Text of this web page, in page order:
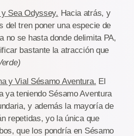
Sea Odyssey. Hacia atrás, y
del tren poner una especie de
no se hasta donde delimita PA,
bastante la atracción que
y Vial Sésamo Aventura. El
ya teniendo Sésamo Aventura
y además la mayoría de
repetidas, yo la única que
que los pondría en Sésamo